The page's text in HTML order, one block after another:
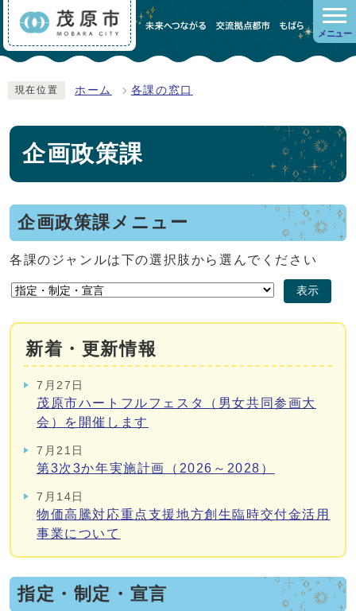
メニュー
現在位置 ホーム 各課の窓口
企画政策課
企画政策課メニュー
各課のジャンルは下の選択肢から選んでください
表示
新着・更新情報
7月27日
茂原市ハートフルフェスタ（男女共同参画大
会）を開催します
7月21日
第3次3か年実施計画（2026～2028）
7月14日
物価高騰対応重点支援地方創生臨時交付金活用
事業について
指定・制定・宣言